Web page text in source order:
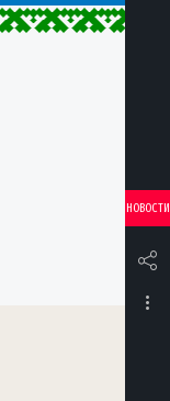
НОВОСТИ